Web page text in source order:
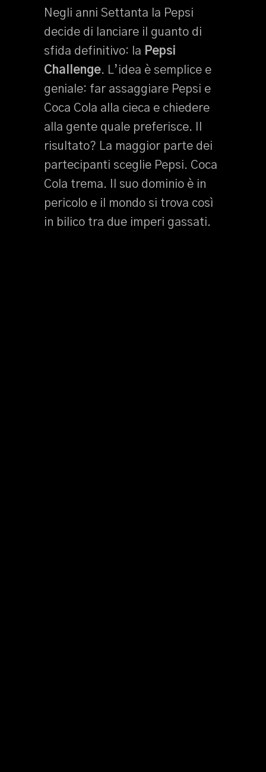
Negli anni Settanta la Pepsi
decide di lanciare il guanto di
sfida definitivo: la Pepsi
Challenge. L’idea è semplice e
geniale: far assaggiare Pepsi e
Coca Cola alla cieca e chiedere
alla gente quale preferisce. Il
risultato? La maggior parte dei
partecipanti sceglie Pepsi. Coca
Cola trema. Il suo dominio è in
pericolo e il mondo si trova così
in bilico tra due imperi gassati.